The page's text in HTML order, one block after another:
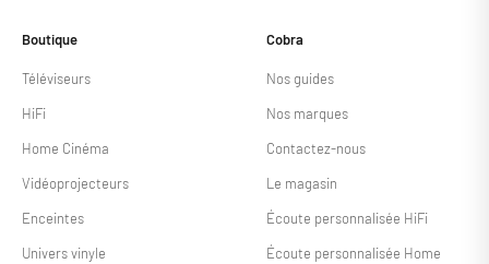
Boutique
Téléviseurs
HiFi
Home Cinéma
Vidéoprojecteurs
Enceintes
Univers vinyle
Cobra
Nos guides
Nos marques
Contactez-nous
Le magasin
Écoute personnalisée HiFi
Écoute personnalisée Home